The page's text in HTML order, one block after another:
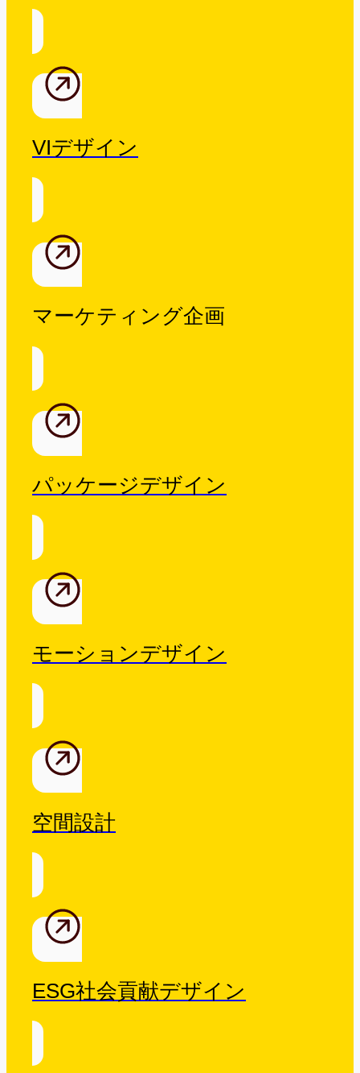
VIデザイン
マーケティング企画
パッケージデザイン
モーションデザイン
空間設計
ESG社会貢献デザイン